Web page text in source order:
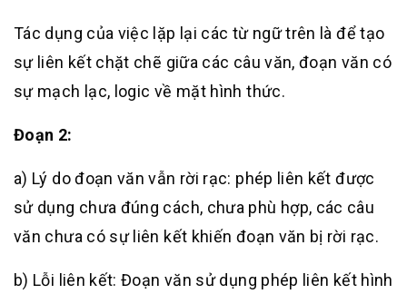
Tác dụng của việc lặp lại các từ ngữ trên là để tạo
sự liên kết chặt chẽ giữa các câu văn, đoạn văn có
sự mạch lạc, logic về mặt hình thức.
Đoạn 2:
a) Lý do đoạn văn vẫn rời rạc: phép liên kết được
sử dụng chưa đúng cách, chưa phù hợp, các câu
văn chưa có sự liên kết khiến đoạn văn bị rời rạc.
b) Lỗi liên kết: Đoạn văn sử dụng phép liên kết hình